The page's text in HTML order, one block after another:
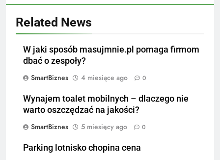
Related News
W jaki sposób masujmnie.pl pomaga firmom
dbać o zespoły?
SmartBiznes
4 miesiące ago 0
Wynajem toalet mobilnych – dlaczego nie
warto oszczędzać na jakości?
SmartBiznes
5 miesięcy ago 0
Parking lotnisko chopina cena